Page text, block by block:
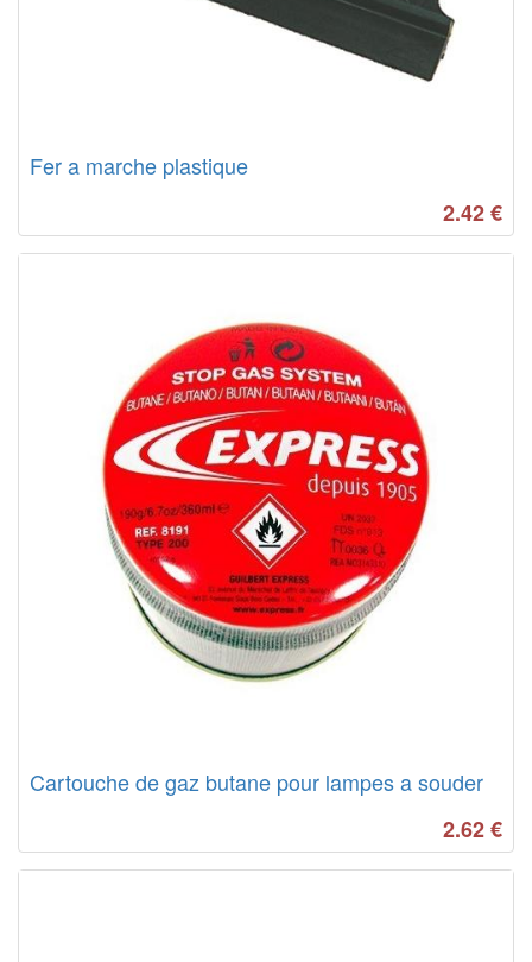
Fer a marche plastique
2.42€
Cartouche de gaz butane pour lampes a souder
2.62€